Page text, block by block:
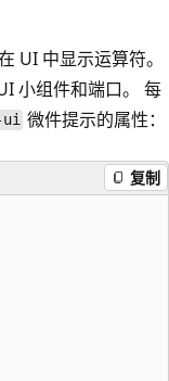
UI 中显示运算符。
小组件和端口。 每
ui 微件提示的属性：
复制